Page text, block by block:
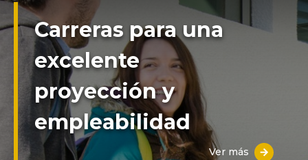
Carreras para una
excelente
proyección y
empleabilidad
Ver más